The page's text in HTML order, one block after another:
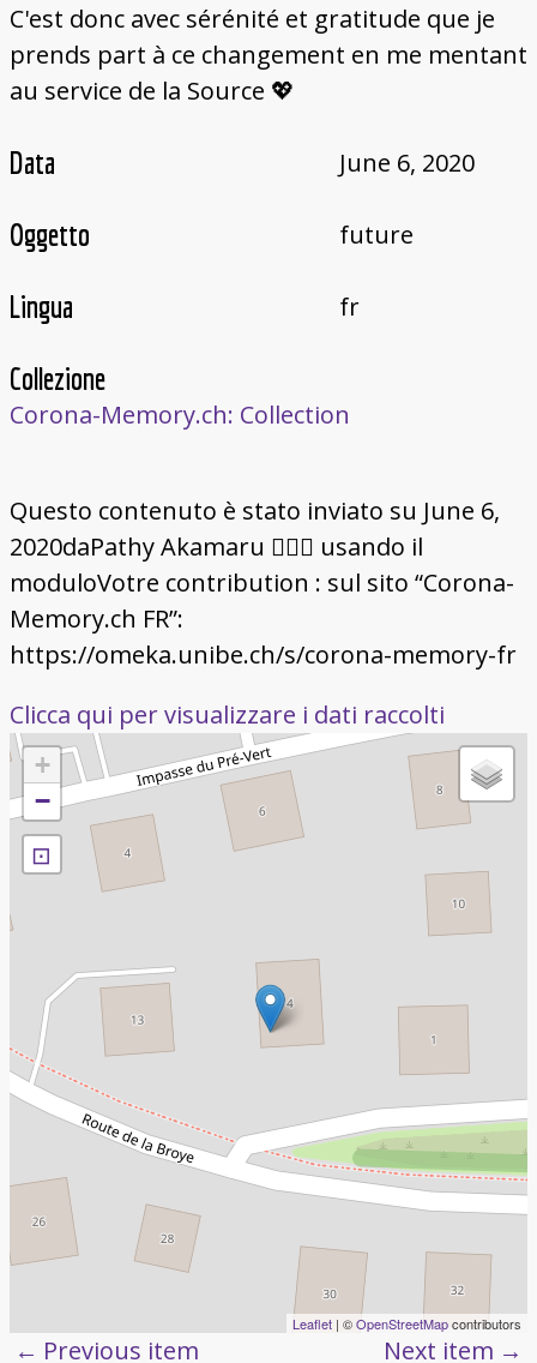
C'est donc avec sérénité et gratitude que je
prends part à ce changement en me mentant
au service de la Source 💖
Data June 6, 2020
Oggetto future
Lingua fr
Collezione
Corona-Memory.ch: Collection
Questo contenuto è stato inviato su June 6,
2020daPathy Akamaru 🧚🏽‍♀️ usando il
moduloVotre contribution : sul sito “Corona-
Memory.ch FR”:
https://omeka.unibe.ch/s/corona-memory-fr
Clicca qui per visualizzare i dati raccolti
+
−
⊡
Leaflet | ©OpenStreetMapcontributors
Previous item Next item